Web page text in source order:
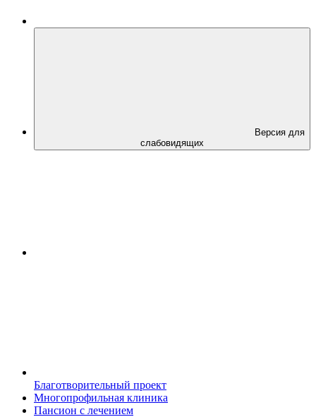
Версия для
слабовидящих
Благотворительный проект
Многопрофильная клиника
Пансион с лечением